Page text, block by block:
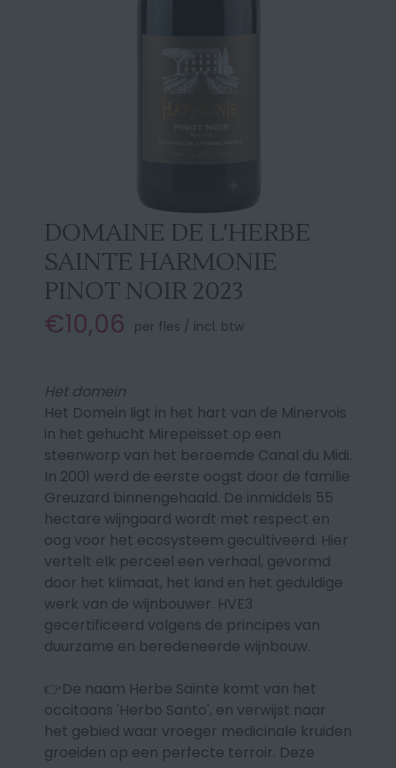
DOMAINE DE L'HERBE
SAINTE HARMONIE
PINOT NOIR 2023
€10,06 per fles / incl. btw
Het domein
Het Domein ligt in het hart van de Minervois
in het gehucht Mirepeisset op een
steenworp van het beroemde Canal du Midi.
In 2001 werd de eerste oogst door de familie
Greuzard binnengehaald. De inmiddels 55
hectare wijngaard wordt met respect en
oog voor het ecosysteem gecultiveerd. Hier
vertelt elk perceel een verhaal, gevormd
door het klimaat, het land en het geduldige
werk van de wijnbouwer. HVE3
gecertificeerd volgens de principes van
duurzame en beredeneerde wijnbouw.
👉De naam Herbe Sainte komt van het
occitaans 'Herbo Santo', en verwijst naar
het gebied waar vroeger medicinale kruiden
groeiden op een perfecte terroir. Deze